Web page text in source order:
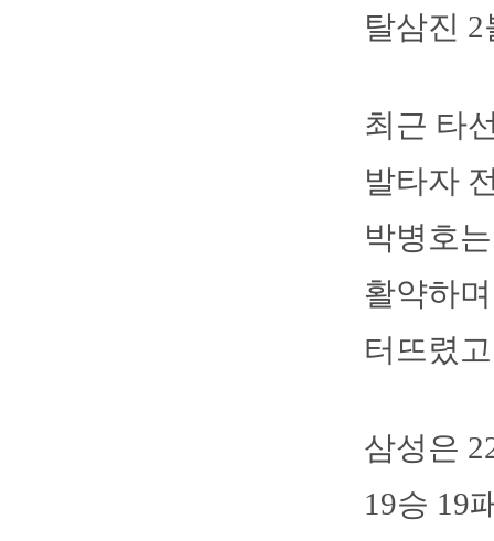
탈삼진
최근 타
발타자
박병호
활약하
터뜨렸
삼성은
19승 19